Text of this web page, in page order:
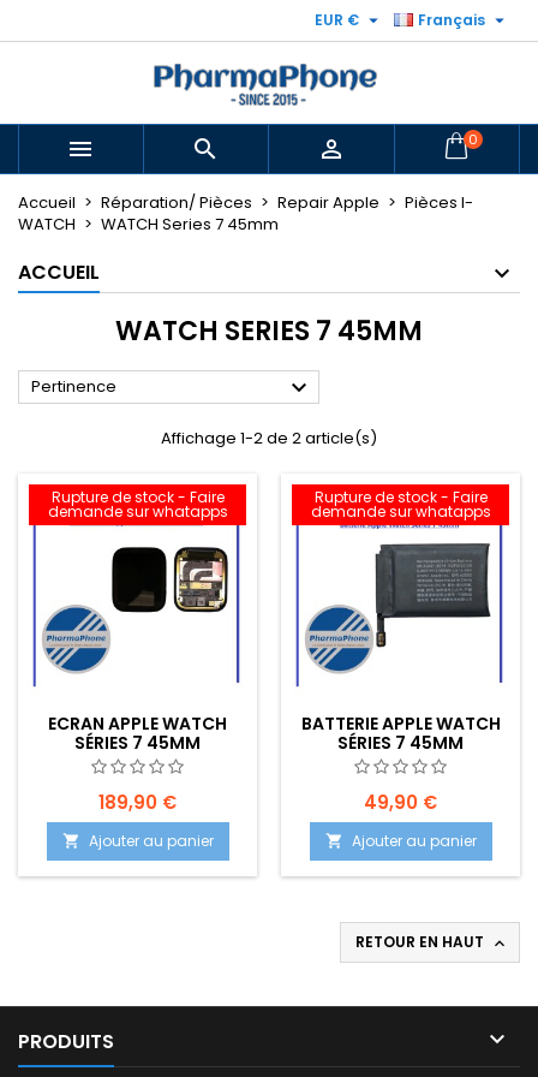
Français 
EUR € 
   0
Accueil Réparation/ Pièces Repair Apple
Pièces I-
WATCH
WATCH Series 7 45mm
ACCUEIL
WATCH SERIES 7 45MM
Pertinence 
Affichage 1-2 de 2 article(s)
Rupture de stock - Faire
demande sur whatapps
ECRAN APPLE WATCH
SÉRIES 7 45MM
189,90 €
 Ajouter au panier
Rupture de stock - Faire
demande sur whatapps
BATTERIE APPLE WATCH
SÉRIES 7 45MM
49,90 €
 Ajouter au panier
RETOUR EN HAUT 
PRODUITS 